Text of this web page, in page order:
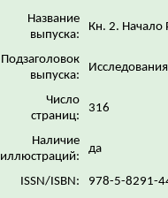
Название
выпуска:
Кн. 2. Начало
Подзаголовок
выпуска:
Число
страниц:
316
Наличие
иллюстраций:
да
ISSN/ISBN:
978-5-8291-